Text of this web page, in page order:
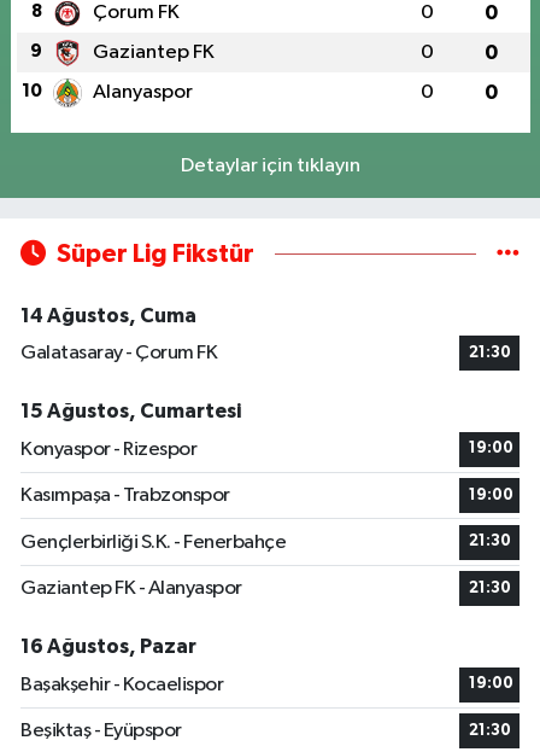
8 Çorum FK 0 0
9 Gaziantep FK 0 0
10 Alanyaspor 0 0
Detaylar için tıklayın
Süper Lig Fikstür
14 Ağustos, Cuma
Galatasaray - Çorum FK
21:30
15 Ağustos, Cumartesi
Konyaspor - Rizespor
19:00
Kasımpaşa - Trabzonspor 19:00
Gençlerbirliği S.K. - Fenerbahçe 21:30
Gaziantep FK - Alanyaspor 21:30
16 Ağustos, Pazar
Başakşehir - Kocaelispor
19:00
Beşiktaş - Eyüpspor 21:30